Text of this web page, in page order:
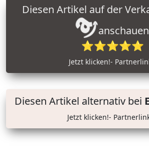
anschauen
⭐⭐⭐⭐⭐
Jetzt klicken!-
Diesen Artikel alternativ bei
Jetzt klicken!-